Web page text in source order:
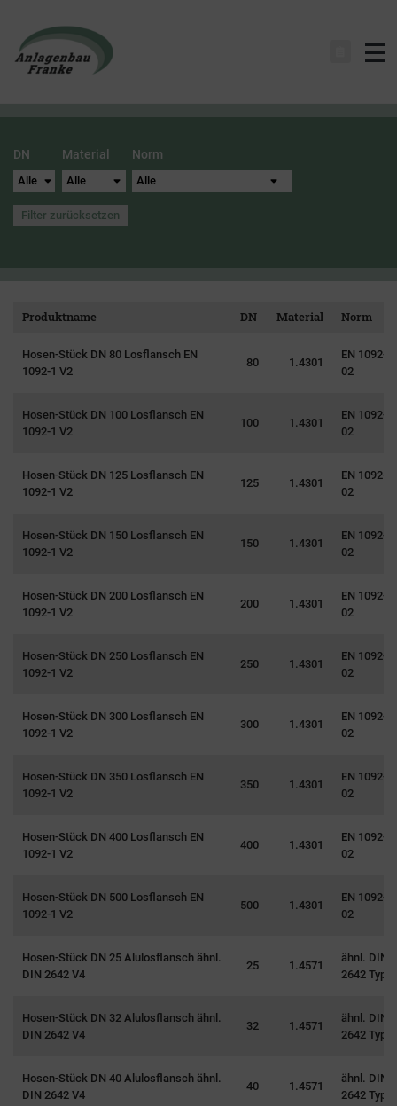
DN Material Norm
Filter zurücksetzen
Produktname DN Material Norm
Hosen-Stück DN 80 Losflansch EN
1092-1 V2
80 1.4301
EN 1092-1
02
Hosen-Stück DN 100 Losflansch EN
1092-1 V2
100 1.4301
EN 1092-1
02
Hosen-Stück DN 125 Losflansch EN
1092-1 V2
125 1.4301
EN 1092-1
02
Hosen-Stück DN 150 Losflansch EN
1092-1 V2
150 1.4301
EN 1092-1
02
Hosen-Stück DN 200 Losflansch EN
1092-1 V2
200 1.4301
EN 1092-1
02
Hosen-Stück DN 250 Losflansch EN
1092-1 V2
250 1.4301
EN 1092-1
02
Hosen-Stück DN 300 Losflansch EN
1092-1 V2
300 1.4301
EN 1092-1
02
Hosen-Stück DN 350 Losflansch EN
1092-1 V2
350 1.4301
EN 1092-1
02
Hosen-Stück DN 400 Losflansch EN
1092-1 V2
400 1.4301
EN 1092-1
02
Hosen-Stück DN 500 Losflansch EN
1092-1 V2
500 1.4301
EN 1092-1
02
Hosen-Stück DN 25 Alulosflansch ähnl.
DIN 2642 V4
25 1.4571
ähnl. DIN
2642 Typ
Hosen-Stück DN 32 Alulosflansch ähnl.
DIN 2642 V4
32 1.4571
ähnl. DIN
2642 Typ
Hosen-Stück DN 40 Alulosflansch ähnl.
DIN 2642 V4
40 1.4571
ähnl. DIN
2642 Typ